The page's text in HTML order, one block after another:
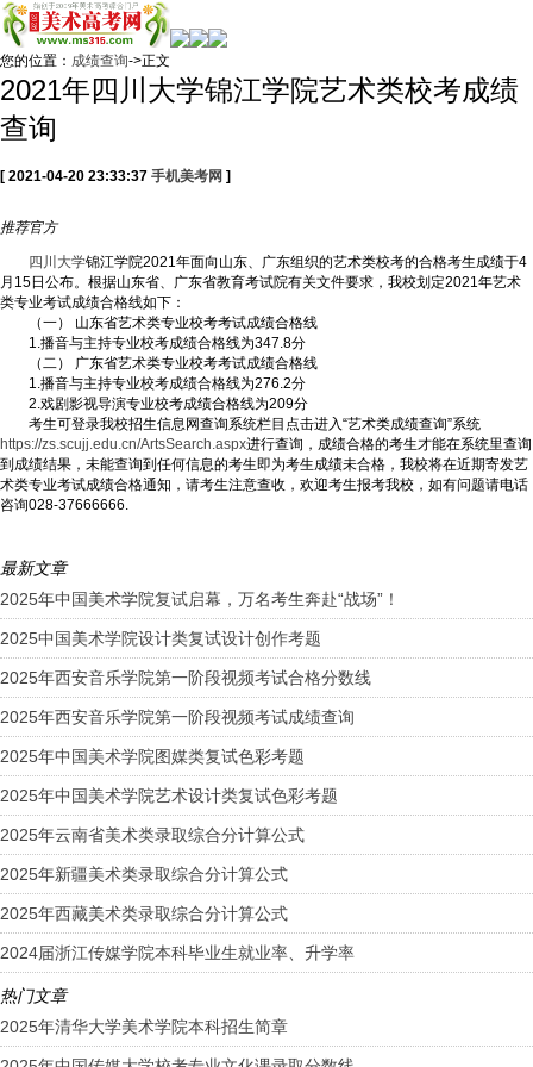
您的位置： 成绩查询->正文
2021年四川大学锦江学院艺术类校考成绩
查询
[ 2021-04-20 23:33:37 手机美考网 ]
推荐官方
四川大学锦江学院2021年面向山东、广东组织的艺术类校考的合格考生成绩于4
月15日公布。根据山东省、广东省教育考试院有关文件要求，我校划定2021年艺术
类专业考试成绩合格线如下：
（一） 山东省艺术类专业校考考试成绩合格线
1.播音与主持专业校考成绩合格线为347.8分
（二） 广东省艺术类专业校考考试成绩合格线
1.播音与主持专业校考成绩合格线为276.2分
2.戏剧影视导演专业校考成绩合格线为209分
考生可登录我校招生信息网查询系统栏目点击进入“艺术类成绩查询”系统
https://zs.scujj.edu.cn/ArtsSearch.aspx进行查询，成绩合格的考生才能在系统里查询
到成绩结果，未能查询到任何信息的考生即为考生成绩未合格，我校将在近期寄发艺
术类专业考试成绩合格通知，请考生注意查收，欢迎考生报考我校，如有问题请电话
咨询028-37666666.
最新文章
2025年中国美术学院复试启幕，万名考生奔赴“战场”！
2025中国美术学院设计类复试设计创作考题
2025年西安音乐学院第一阶段视频考试合格分数线
2025年西安音乐学院第一阶段视频考试成绩查询
2025年中国美术学院图媒类复试色彩考题
2025年中国美术学院艺术设计类复试色彩考题
2025年云南省美术类录取综合分计算公式
2025年新疆美术类录取综合分计算公式
2025年西藏美术类录取综合分计算公式
2024届浙江传媒学院本科毕业生就业率、升学率
热门文章
2025年清华大学美术学院本科招生简章